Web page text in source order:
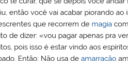
então você vai acabar piorando ao
que recorrem de magia
de dizer: «vou pagar apenas pra
pois isso é estar vindo aos
Então: Não usa deamarração